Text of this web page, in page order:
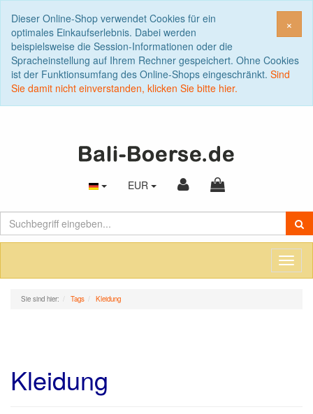
×
Dieser Online-Shop verwendet Cookies für ein
optimales Einkaufserlebnis. Dabei werden
beispielsweise die Session-Informationen oder die
Spracheinstellung auf Ihrem Rechner gespeichert. Ohne Cookies
ist der Funktionsumfang des Online-Shops eingeschränkt. Sind
Sie damit nicht einverstanden, klicken Sie bitte hier.
EUR
Sie sind hier: Tags Kleidung
Kleidung